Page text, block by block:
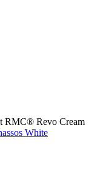
RMC® Revo Cream